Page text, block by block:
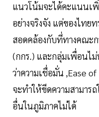
แนวโน้มจะได้คะแนนเ
อย่างจริงจัง แต่ของไทย
สอดคล้องกับที่ทางคณะ
(กกร.) และกลุ่มเพื่อนไ
ว่าความเชื่อมั่น ,Ease
จะทำให้ขีดความสามาร
อื่นในภูมิภาคไม่ได้